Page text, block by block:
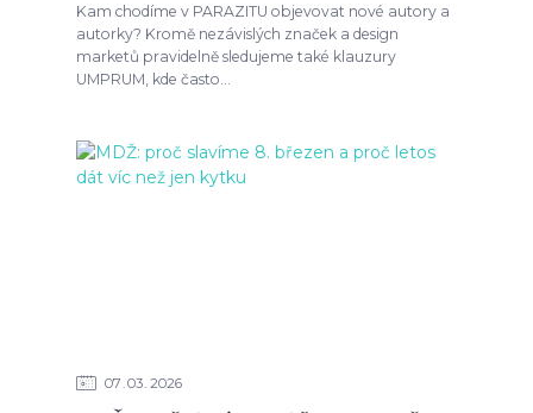
Kam chodíme v PARAZITU objevovat nové autory a
autorky? Kromě nezávislých značek a design
marketů pravidelně sledujeme také klauzury
UMPRUM, kde často...
07 03 2026